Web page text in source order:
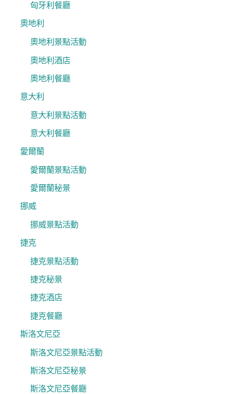
匈牙利餐廳
奧地利
奧地利景點活動
奧地利酒店
奧地利餐廳
意大利
意大利景點活動
意大利餐廳
愛爾蘭
愛爾蘭景點活動
愛爾蘭秘景
挪威
挪威景點活動
捷克
捷克景點活動
捷克秘景
捷克酒店
捷克餐廳
斯洛文尼亞
斯洛文尼亞景點活動
斯洛文尼亞秘景
斯洛文尼亞餐廳